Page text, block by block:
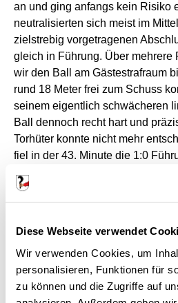
Diese Webseite verwendet
Wir verwenden Cookies, um
personalisieren, Funktionen für
zu können und die Zugriffe auf
an und ging anfangs kein Risiko
neutralisierten sich meist im
zielstrebig vorgetragenen
gleich in Führung. Über mehrere
wir den Ball am Gästestrafraum
rund 18 Meter frei zum Schuss
seinem eigentlich schwächeren
Ball dennoch recht hart und
Torhüter konnte nicht mehr
fiel in der 43. Minute die 1:0
Halbzeitpause.
so ergaben sich kurz nach
Gelegenheiten. Von
trotz des Zwischenergebnisses.
Bertsch in der 58. Minute war die